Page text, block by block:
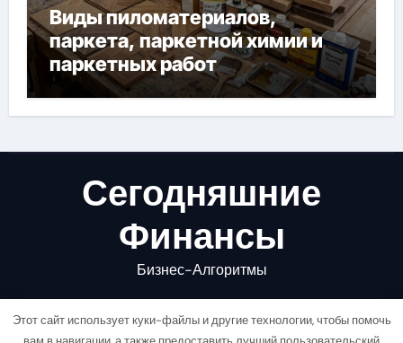
Виды пиломатериалов,
паркета, паркетной химии и
паркетных работ
Сегодняшние
Финансы
Бизнес-Алгоритмы
Этот сайт использует куки-файлы и другие технологии, чтобы помочь